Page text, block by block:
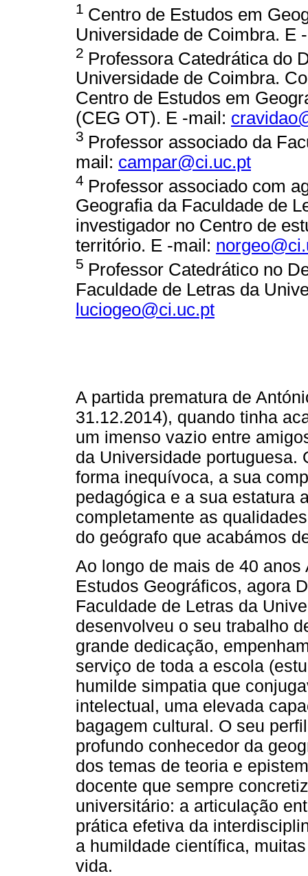
1 Centro de Estudos em
Universidade de Coimbra. E
2 Professora Catedrática do
Universidade de Coimbra.
Centro de Estudos em
(CEG OT). E -mail:
3 Professor associado da
mail: campar@ci.uc.pt
4 Professor associado com
Geografia da Faculdade de
investigador no Centro de
território. E -mail:
5 Professor Catedrático no
Faculdade de Letras da
luciogeo@ci.uc.pt
A partida prematura de
31.12.2014), quando tinha
um imenso vazio entre
da Universidade portuguesa.
forma inequívoca, a sua
pedagógica e a sua estatura
completamente as
do geógrafo que acabámos
Ao longo de mais de 40
Estudos Geográ­ficos, agora
Faculdade de Letras da
desenvolveu o seu trabalho
grande dedicação,
serviço de toda a escola
humilde simpatia que
intelectual, uma elevada
bagagem cultural. O seu
profundo conhecedor da
dos temas de teoria e
docente que sempre
universitário: a articulação
prática efetiva da
a humildade científica,
vida.